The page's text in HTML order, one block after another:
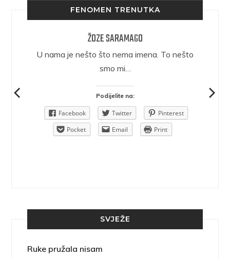
FENOMEN TRENUTKA
ŽOZE SARAMAGO
U nama je nešto što nema imena. To nešto
smo mi…
Podijelite na:
Facebook Twitter
Pinterest
Pocket
Email Print
SVJEŽE
Ruke pružala nisam